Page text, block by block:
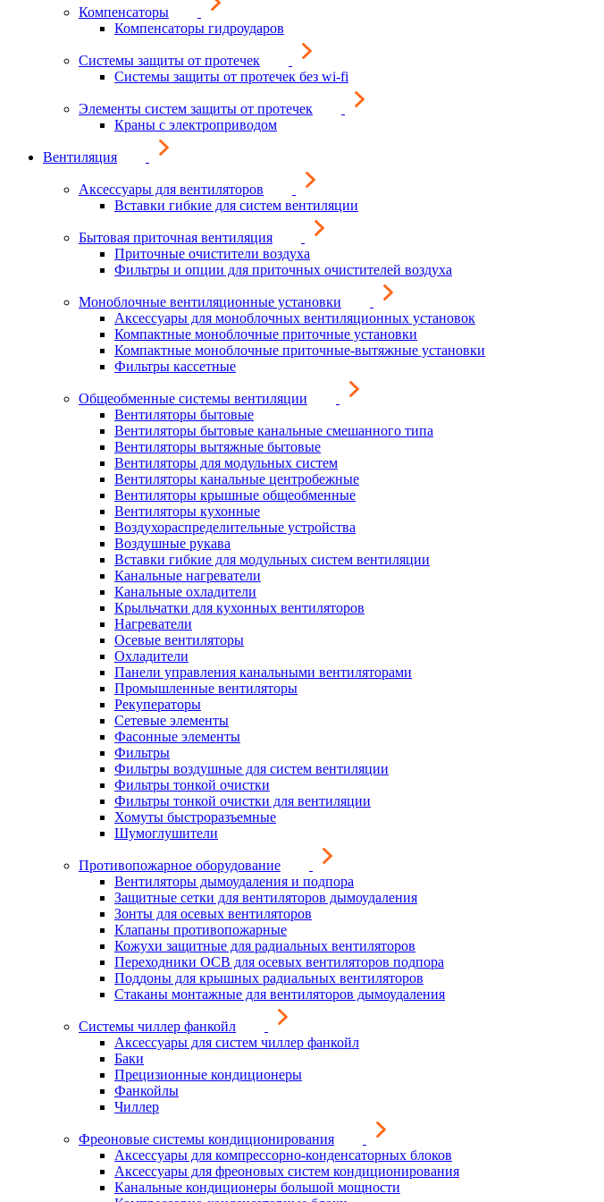
Компенсаторы
Компенсаторы гидроударов
Системы защиты от протечек
Системы защиты от протечек без wi-fi
Элементы систем защиты от протечек
Краны с электроприводом
Вентиляция
Аксессуары для вентиляторов
Вставки гибкие для систем вентиляции
Бытовая приточная вентиляция
Приточные очистители воздуха
Фильтры и опции для приточных очистителей воздуха
Моноблочные вентиляционные установки
Аксессуары для моноблочных вентиляционных установок
Компактные моноблочные приточные установки
Компактные моноблочные приточные-вытяжные установки
Фильтры кассетные
Общеобменные системы вентиляции
Вентиляторы бытовые
Вентиляторы бытовые канальные смешанного типа
Вентиляторы вытяжные бытовые
Вентиляторы для модульных систем
Вентиляторы канальные центробежные
Вентиляторы крышные общеобменные
Вентиляторы кухонные
Воздухораспределительные устройства
Воздушные рукава
Вставки гибкие для модульных систем вентиляции
Канальные нагреватели
Канальные охладители
Крыльчатки для кухонных вентиляторов
Нагреватели
Осевые вентиляторы
Охладители
Панели управления канальными вентиляторами
Промышленные вентиляторы
Рекуператоры
Сетевые элементы
Фасонные элементы
Фильтры
Фильтры воздушные для систем вентиляции
Фильтры тонкой очистки
Фильтры тонкой очистки для вентиляции
Хомуты быстроразъемные
Шумоглушители
Противопожарное оборудование
Вентиляторы дымоудаления и подпора
Защитные сетки для вентиляторов дымоудаления
Зонты для осевых вентиляторов
Клапаны противопожарные
Кожухи защитные для радиальных вентиляторов
Переходники ОСВ для осевых вентиляторов подпора
Поддоны для крышных радиальных вентиляторов
Стаканы монтажные для вентиляторов дымоудаления
Системы чиллер фанкойл
Аксессуары для систем чиллер фанкойл
Баки
Прецизионные кондиционеры
Фанкойлы
Чиллер
Фреоновые системы кондиционирования
Аксессуары для компрессорно-конденсаторных блоков
Аксессуары для фреоновых систем кондиционирования
Канальные кондиционеры большой мощности